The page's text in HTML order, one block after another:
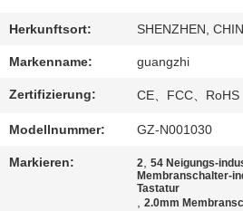
SIE
MIT
UNS
IN
VERBINDUNG
Herkunftsort: SHENZHEN,
Markenname: guangzhi
Zertifizierung: CE、FCC、RoHS
Modellnummer: GZ-N001030
Markieren: 2,54 Neigungs-
Membranschalter-
Tastatur
,2.0mm